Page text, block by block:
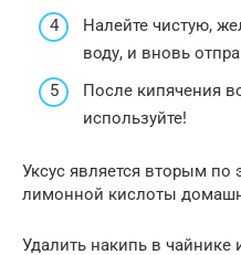
Налейте чистую,
воду, и вновь
После кипячения
используйте!
Уксус является вторым
лимонной кислоты
Удалить накипь в